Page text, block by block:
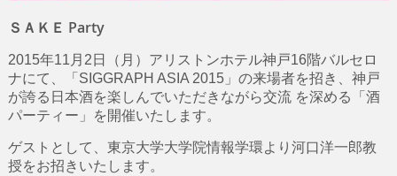
ＳＡＫＥ Party
2015年11月2日（月）アリストンホテル神戸16階バルセロ
ナにて、「SIGGRAPH ASIA 2015」の来場者を招き、神戸
が誇る日本酒を楽しんでいただきながら交流 を深める「酒
パーティー」を開催いたします。
ゲストとして、東京大学大学院情報学環より河口洋一郎教
授をお招きいたします。